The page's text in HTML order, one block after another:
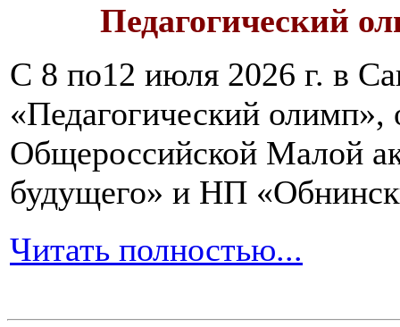
Педагогический
С 8 по12 июля 2026 г. в
«Педагогический олимп»,
Общероссийской Малой
будущего» и НП
Читать полностью...